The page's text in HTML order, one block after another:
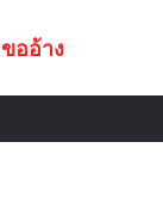
ขออ้าง